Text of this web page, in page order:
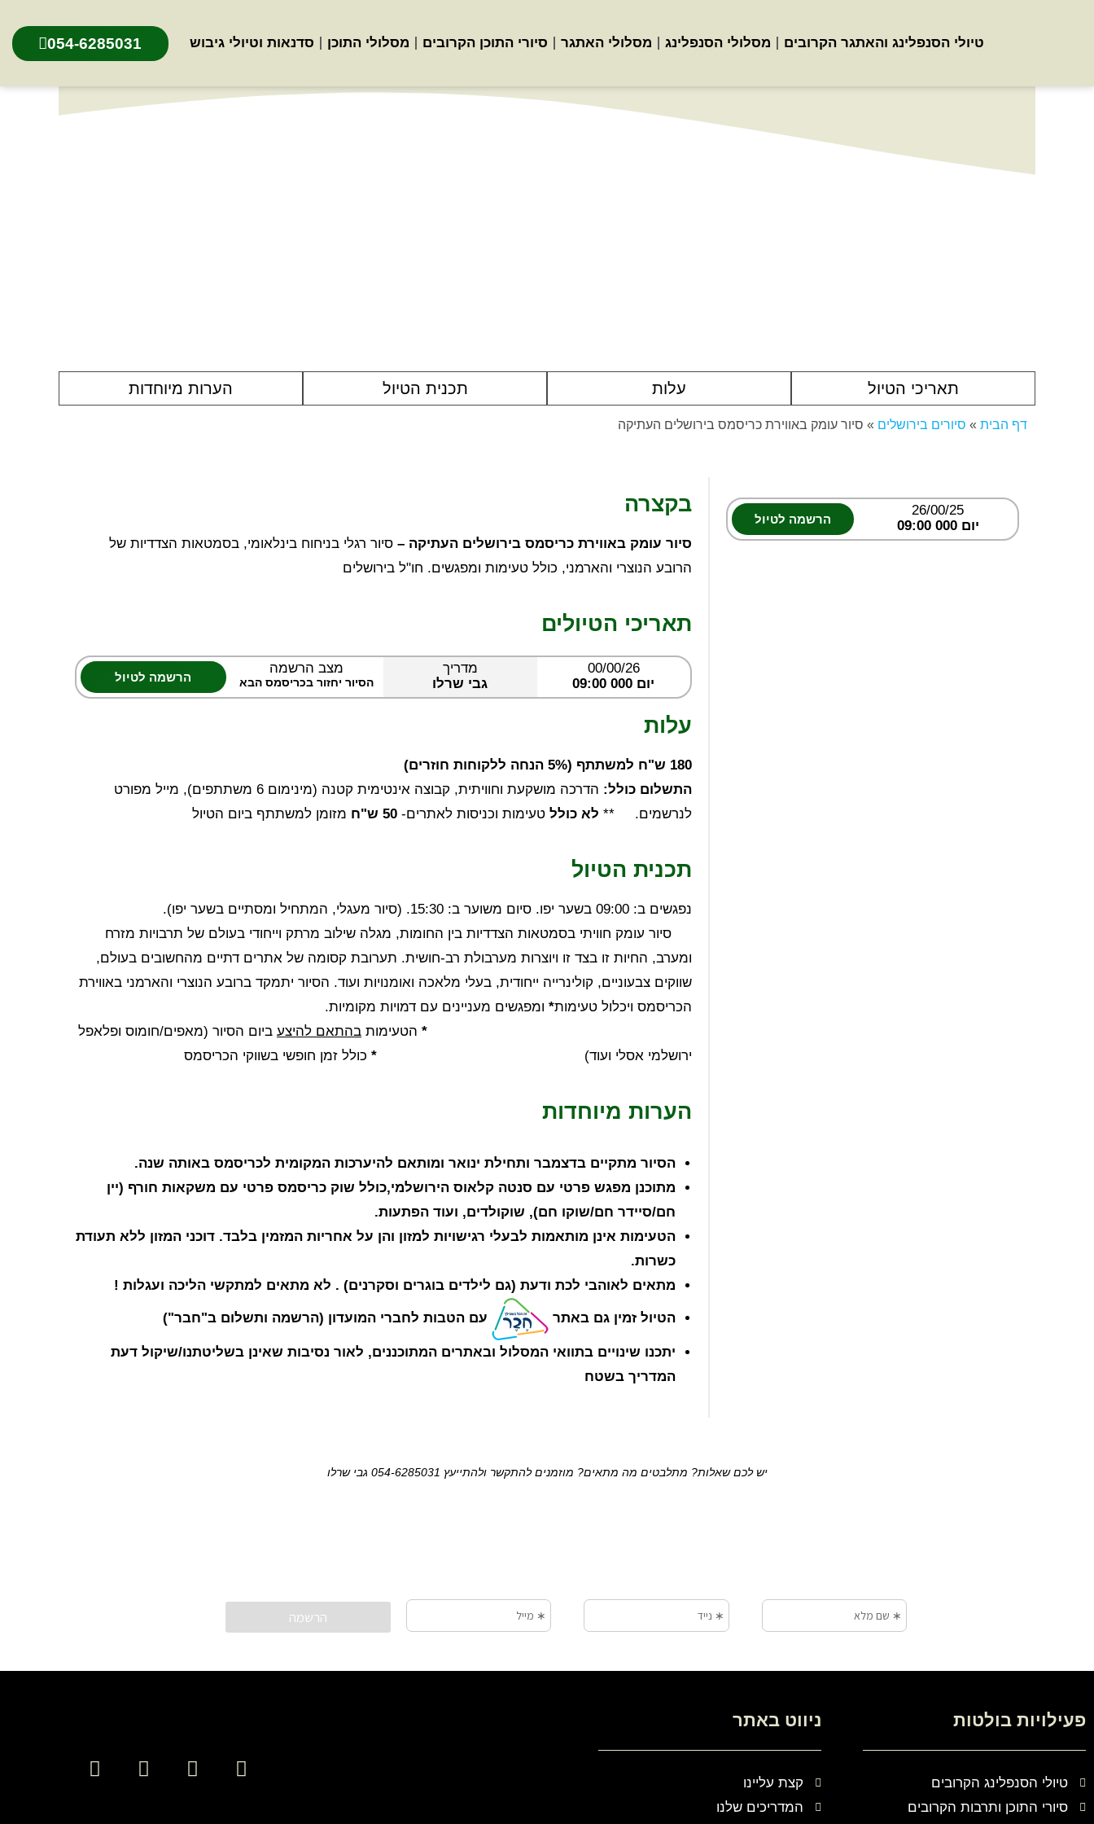
טיולי הסנפלינג והאתגר הקרובים מסלולי הסנפלינג מסלולי האתגר סיורי התוכן הקרובים מסלולי התוכן סדנאות וטיולי גיבוש 054-6285031
תאריכי הטיול עלות תכנית הטיול הערות מיוחדות
דף הבית » סיורים בירושלים » סיור עומק באווירת כריסמס בירושלים העתיקה
26/00/25
יום 000 09:00
הרשמה לטיול
בקצרה
סיור עומק באווירת כריסמס בירושלים העתיקה – סיור רגלי בניחוח בינלאומי, בסמטאות הצדדיות של
הרובע הנוצרי והארמני, כולל טעימות ומפגשים. חו"ל בירושלים
תאריכי הטיולים
00/00/26
יום 000 09:00
מדריך
גבי שרלו
מצב הרשמה
הסיור יחזור בכריסמס הבא הרשמה לטיול
עלות
180 ש"ח למשתתף (5% הנחה ללקוחות חוזרים)
התשלום כולל:
הדרכה מושקעת וחוויתית, קבוצה אינטימית קטנה (מינימום 6 משתתפים), מייל מפורט
לנרשמים. ** לא כוללטעימות וכניסות לאתרים- 50 ש"ח מזומן למשתתף ביום הטיול
תכנית הטיול
נפגשים ב: 09:00 בשער יפו. סיום משוער ב: 15:30. (סיור מעגלי, המתחיל ומסתיים בשער יפו).
סיור עומק חוויתי בסמטאות הצדדיות בין החומות, מגלה שילוב מרתק וייחודי בעולם של תרבויות מזרח
ומערב, החיות זו בצד זו ויוצרות מערבולת רב-חושית. תערובת קסומה של אתרים דתיים מהחשובים בעולם,
שווקים צבעוניים, קולינרייה ייחודית, בעלי מלאכה ואומנויות ועוד. הסיור יתמקד ברובע הנוצרי והארמני באווירת
הכריסמס ויכלול טעימות*ומפגשים מעניינים עם דמויות מקומיות.
*הטעימות בהתאם להיצעביום הסיור (מאפים/חומוס ופלאפל
ירושלמי אסלי ועוד) *כולל זמן חופשי בשווקי הכריסמס
הערות מיוחדות
הסיור מתקיים בדצמבר ותחילת ינואר ומותאם להיערכות המקומית לכריסמס באותה שנה.
מתוכנן מפגש פרטי עם סנטה קלאוס הירושלמי,כולל שוק כריסמס פרטי עם משקאות חורף (יין
חם/סיידר חם/שוקו חם), שוקולדים, ועוד הפתעות.
הטעימות אינן מותאמות לבעלי רגישויות למזון והן על אחריות המזמין בלבד. דוכני המזון ללא תעודת
כשרות.
מתאים לאוהבי לכת ודעת (גם לילדים בוגרים וסקרנים) . לא מתאים למתקשי הליכה ועגלות !
הטיול זמין גם באתר עם הטבות לחברי המועדון (הרשמה ותשלום ב"חבר")
יתכנו שינויים בתוואי המסלול ובאתרים המתוכננים, לאור נסיבות שאינן בשליטתנו/שיקול דעת
המדריך בשטח
יש לכם שאלות? מתלבטים מה מתאים? מוזמנים להתקשר ולהתייעץ 054-6285031 גבי שרלו
פעילויות בולטות
טיולי הסנפלינג הקרובים
סיורי התוכן ותרבות הקרובים
ניווט באתר
קצת עליינו
המדריכים שלנו